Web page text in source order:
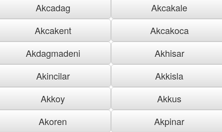
Akcadag
Akcakale
Akcakent
Akcakoca
Akdagmadeni
Akhisar
Akincilar
Akkisla
Akkoy
Akkus
Akoren
Akpinar